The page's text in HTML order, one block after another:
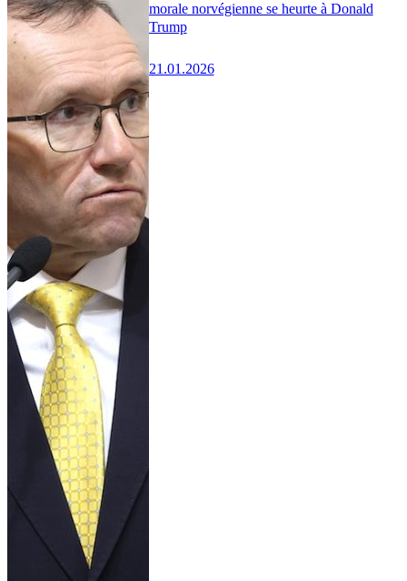
morale norvégienne se heurte à Donald
Trump
21.01.2026